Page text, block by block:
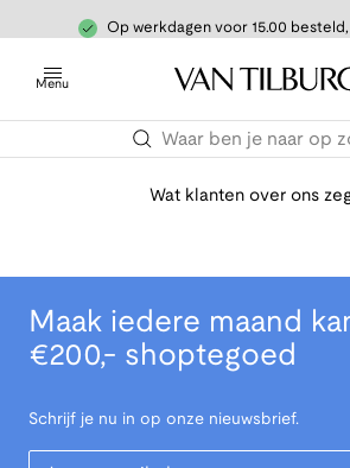
Op werkdagen voor 15.00
Menu
Wat klanten over ons
Maak iedere maand
€200,- shoptegoed
Schrijf je nu in op onze nieuwsbrief.
Your Email